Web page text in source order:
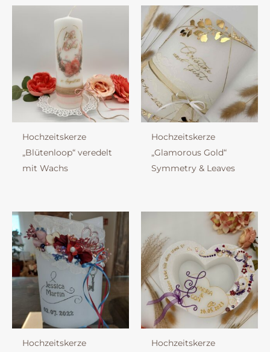
Hochzeitskerze
„Blütenloop“ veredelt
mit Wachs
Hochzeitskerze
„Glamorous Gold“
Symmetry & Leaves
Hochzeitskerze
Hochzeitskerze